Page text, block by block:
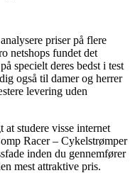
priser på flere
netshops fundet det
specielt deres bedst i test
også til damer og herrer
levering uden
studere visse internet
Racer – Cykelstrømper
inden du gennemfører
mest attraktive pris.